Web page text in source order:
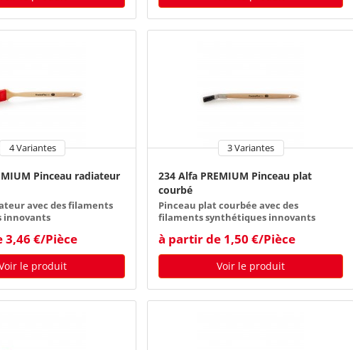
4 Variantes
Pinceau radiateur
avec des filaments
innovants
€/Pièce
le produit
3 Variantes
234 Alfa PREMIUM Pinceau plat
courbé
Pinceau plat courbée avec des
filaments synthétiques innovants
à partir de 1,50 €/Pièce
Voir le produit